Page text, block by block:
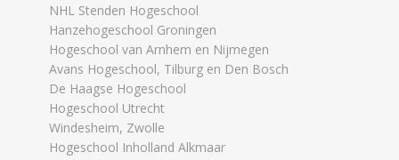
NHL Stenden Hogeschool
Hanzehogeschool Groningen
Hogeschool van Arnhem en Nijmegen
Avans Hogeschool, Tilburg en Den Bosch
De Haagse Hogeschool
Hogeschool Utrecht
Windesheim, Zwolle
Hogeschool Inholland Alkmaar